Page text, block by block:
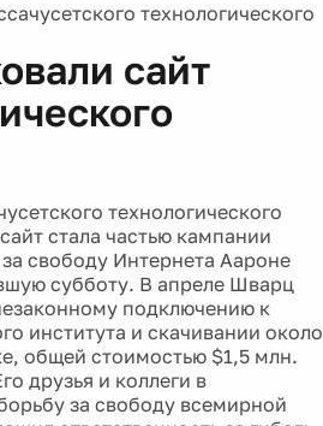
технологического
сайт
технологического
стала частью кампании
свободу Интернета Аароне
субботу. В апреле Шварц
подключению к
института и скачивании около
общей стоимостью $1,5 млн.
друзья и коллеги в
за свободу всемирной